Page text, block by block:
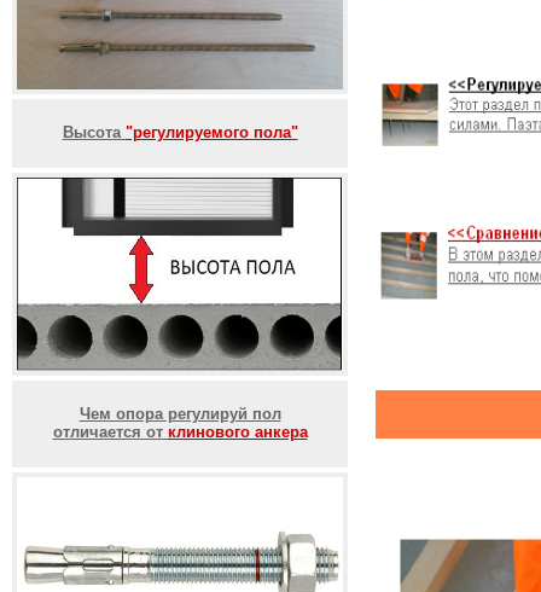
Высота "регулируемого пола"
Чем опора регулируй пол
отличается от клинового анкера